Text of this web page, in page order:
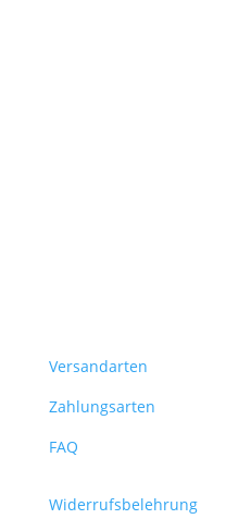
Versandarten
Zahlungsarten
FAQ
Widerrufsbelehrung